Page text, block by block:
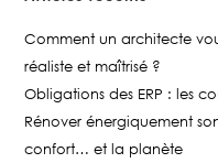
Comment un architecte
réaliste et maîtrisé ?
Obligations des ERP : les
Rénover énergiquement
confort… et la planète